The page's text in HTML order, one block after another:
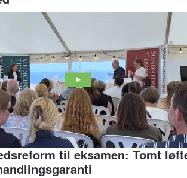
til eksamen: Tomt